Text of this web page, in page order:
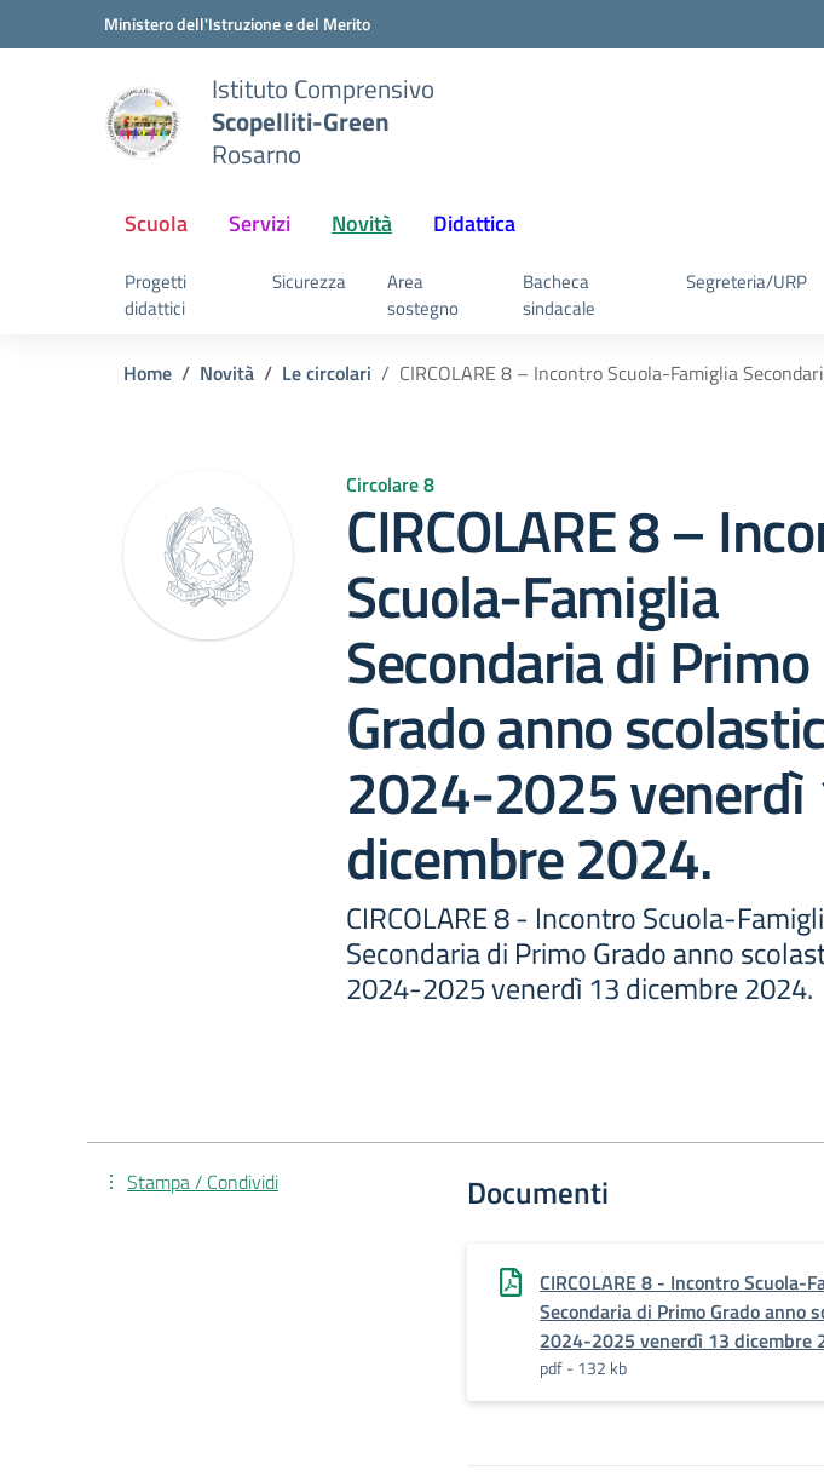
Vai ai contenuti
Vai al menu di navigazioneMinistero dell'Istruzione e del Merito
Istituto Comprensivo
Scopelliti-Green
Rosarno
Scuola Servizi Novità Didattica
Progetti
didattici
Sicurezza
Area
sostegno
Bacheca
sindacale
Segreteria/URP
Home Novità Le circolari CIRCOLARE 8 – Incontro Scuola-Famiglia
Circolare 8
CIRCOLARE 8 –
Scuola-Famiglia
Secondaria di Primo
Grado anno
2024-2025 venerdì
dicembre 2024.
CIRCOLARE 8 - Incontro Scuola-
Secondaria di Primo Grado anno
2024-2025 venerdì 13 dicembre 2024.
Documenti
CIRCOLARE 8 - Incontro Scuola-
Secondaria di Primo Grado anno
2024-2025 venerdì 13 dicembre
pdf - 132 kb
Stampa / Condividi